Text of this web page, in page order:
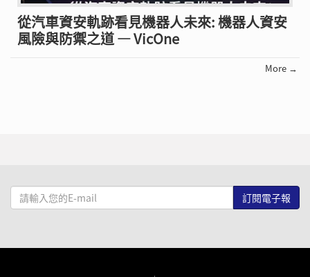
從汽車資安軌跡看見機器人未來: 機器人資安
風險與防禦之道 — VicOne
More →
請
輸